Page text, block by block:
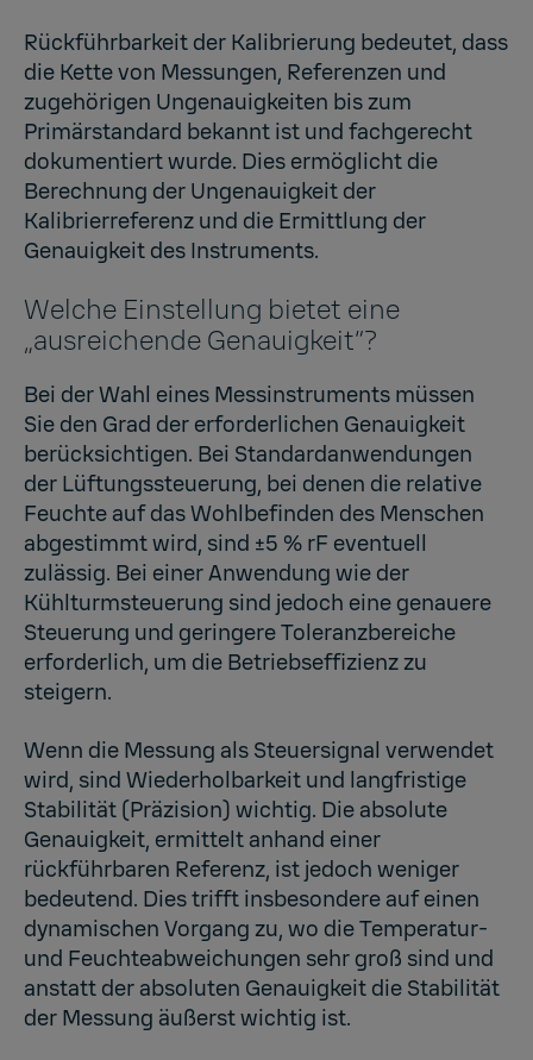
Rückführbarkeit der Kalibrierung bedeutet, dass
die Kette von Messungen, Referenzen und
zugehörigen Ungenauigkeiten bis zum
Primärstandard bekannt ist und fachgerecht
dokumentiert wurde. Dies ermöglicht die
Berechnung der Ungenauigkeit der
Kalibrierreferenz und die Ermittlung der
Genauigkeit des Instruments.
Welche Einstellung bietet eine
„ausreichende Genauigkeit“?
Bei der Wahl eines Messinstruments müssen
Sie den Grad der erforderlichen Genauigkeit
berücksichtigen. Bei Standardanwendungen
der Lüftungssteuerung, bei denen die relative
Feuchte auf das Wohlbefinden des Menschen
abgestimmt wird, sind ±5 % rF eventuell
zulässig. Bei einer Anwendung wie der
Kühlturmsteuerung sind jedoch eine genauere
Steuerung und geringere Toleranzbereiche
erforderlich, um die Betriebseffizienz zu
steigern.
Wenn die Messung als Steuersignal verwendet
wird, sind Wiederholbarkeit und langfristige
Stabilität (Präzision) wichtig. Die absolute
Genauigkeit, ermittelt anhand einer
rückführbaren Referenz, ist jedoch weniger
bedeutend. Dies trifft insbesondere auf einen
dynamischen Vorgang zu, wo die Temperatur-
und Feuchteabweichungen sehr groß sind und
anstatt der absoluten Genauigkeit die Stabilität
der Messung äußerst wichtig ist.